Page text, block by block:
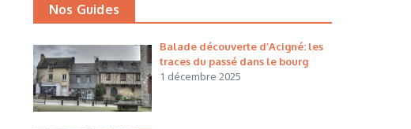
Nos Guides
Balade découverte d’Acigné: les
traces du passé dans le bourg
1 décembre 2025